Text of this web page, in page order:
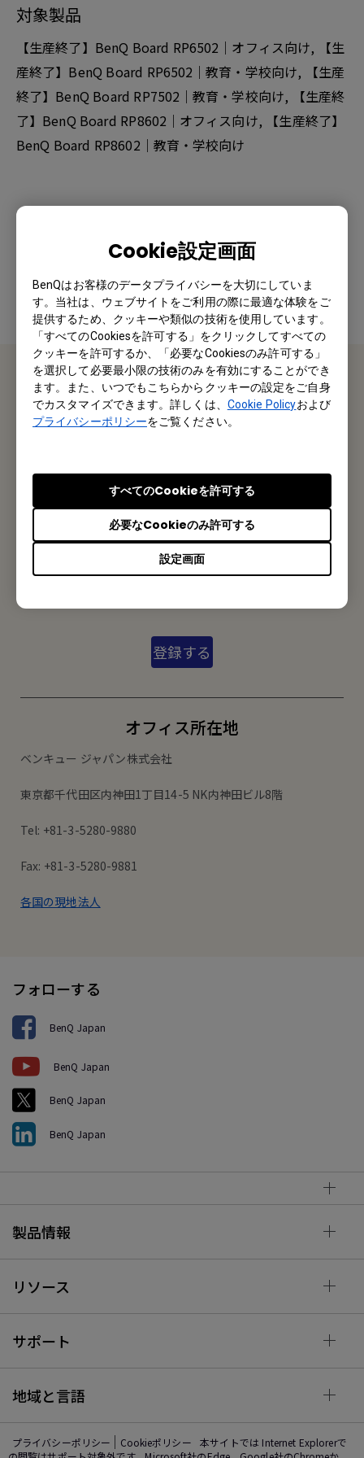
Cookie設定画面
BenQはお客様のデータプライバシーを大切にしていま
す。当社は、ウェブサイトをご利用の際に最適な体験をご
提供するため、クッキーや類似の技術を使用しています。
「すべてのCookiesを許可する」をクリックしてすべての
クッキーを許可するか、「必要なCookiesのみ許可する」
を選択して必要最小限の技術のみを有効にすることができ
ます。また、いつでもこちらからクッキーの設定をご自身
でカスタマイズできます。詳しくは、 Cookie Policyおよび
プライバシーポリシーをご覧ください。
設定画面
必要なCookieのみ許可する
すべてのCookieを許可する
対象製品
【生産終了】BenQ Board RP6502｜オフィス向け, 【生
産終了】BenQ Board RP6502｜教育・学校向け, 【生産
終了】BenQ Board RP7502｜教育・学校向け, 【生産終
了】BenQ Board RP8602｜オフィス向け, 【生産終了】
BenQ Board RP8602｜教育・学校向け
お問い合わせ
お問い合わせ
メルマガ登録
登録する
オフィス所在地
ベンキュー ジャパン株式会社
東京都千代田区内神田1丁目14-5 NK内神田ビル8階
Tel: +81-3-5280-9880
Fax: +81-3-5280-9881
各国の現地法人
フォローする
BenQ Japan
BenQ Japan
BenQ Japan
BenQ Japan
製品情報
リソース
サポート
地域と言語
プライバシーポリシー Cookieポリシー
本サイトでは Internet Explorerで